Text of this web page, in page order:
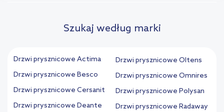
Szukaj według marki
Drzwi prysznicowe Actima
Drzwi prysznicowe Besco
Drzwi prysznicowe Cersanit
Drzwi prysznicowe Deante
Drzwi prysznicowe Oltens
Drzwi prysznicowe Omnires
Drzwi prysznicowe Polysan
Drzwi prysznicowe Radaway